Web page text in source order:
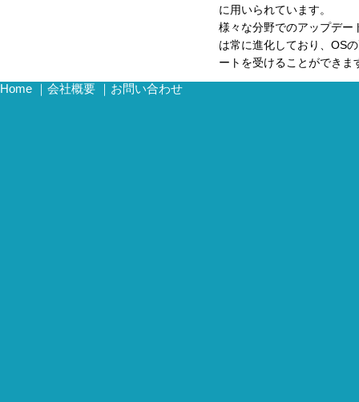
に用いられています。
様々な分野でのアップデー
は常に進化しており、OS
ートを受けることができま
Home ｜ 会社概要 ｜ お問い合わせ